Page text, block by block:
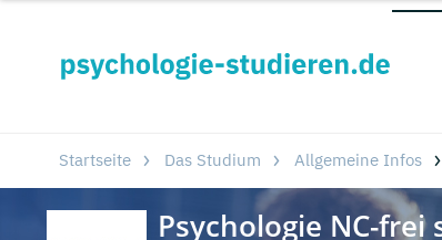
Startseite Das Studium Allgemeine Infos